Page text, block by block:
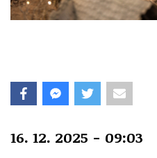
16. 12. 2025 - 09:03